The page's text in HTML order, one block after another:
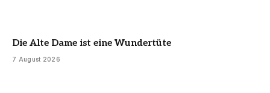
Die Alte Dame ist eine Wundertüte
7 August 2026